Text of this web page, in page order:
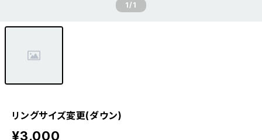
1/1
リングサイズ変更(ダウン)
¥3,000